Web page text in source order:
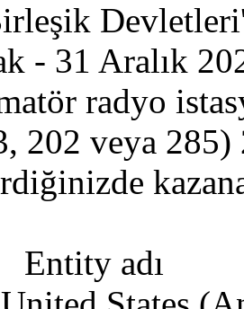
- 31 Aralık
radyo
202 veya 285)
adı